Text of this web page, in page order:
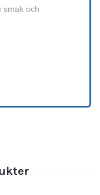
smak och